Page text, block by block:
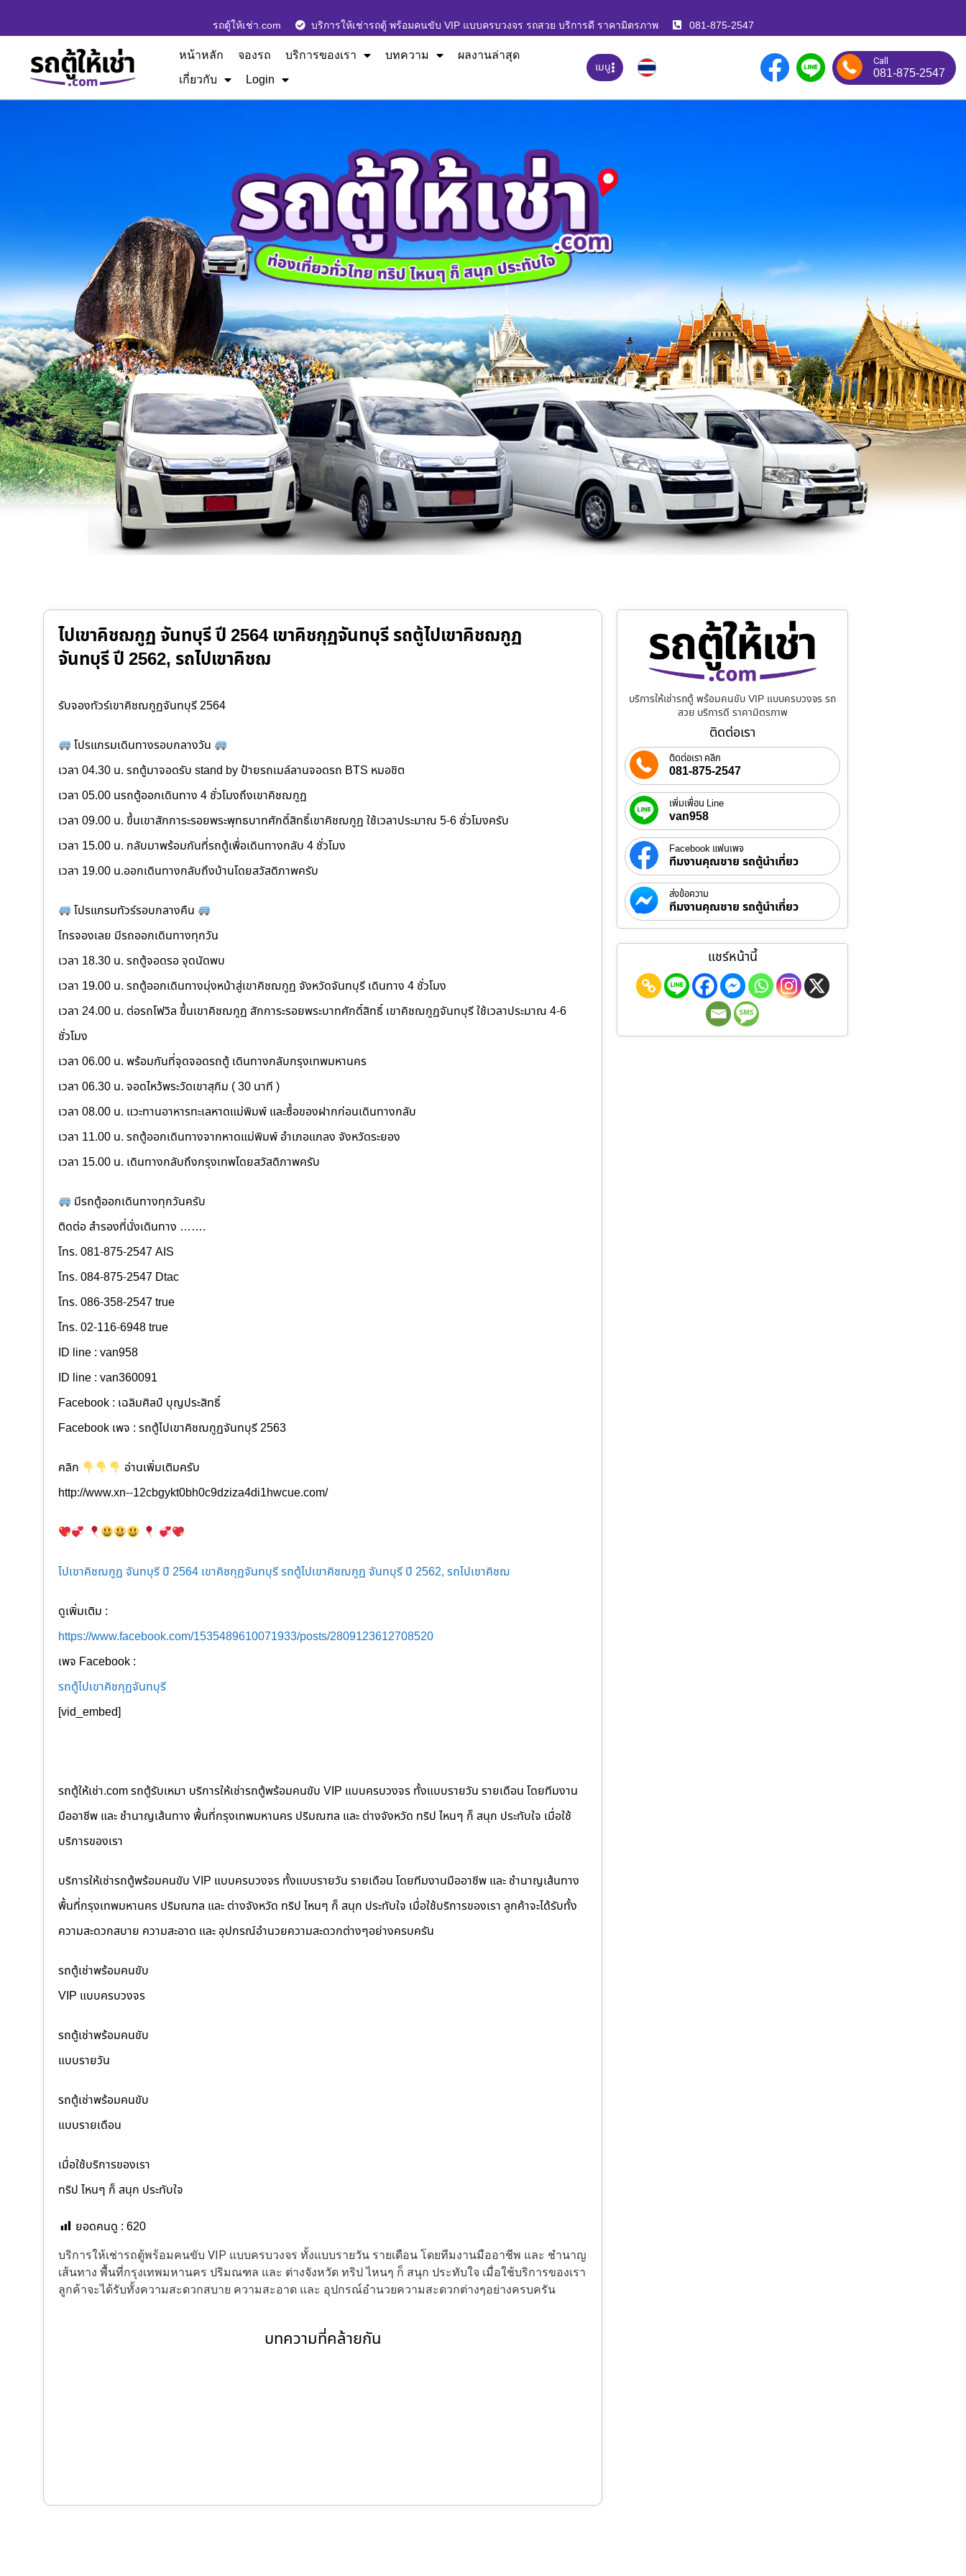
รถตู้ให้เช่า.com บริการให้เช่ารถตู้ พร้อมคนขับ VIP แบบครบวงจร รถสวย บริการดี ราคามิตรภาพ 081-875-2547
หน้าหลัก จองรถ บริการของเรา บทความ
ผลงานล่าสุด
เกี่ยวกับ
Login
เมนู Call
081-875-2547
ไปเขาคิชฌกูฏ จันทบุรี ปี 2564 เขาคิชกุฏจันทบุรี รถตู้ไปเขาคิชฌกูฏ
จันทบุรี ปี 2562, รถไปเขาคิชฌ
รับจองทัวร์เขาคิชฌกูฏจันทบุรี 2564
โปรแกรมเดินทางรอบกลางวัน
เวลา 04.30 น. รถตู้มาจอดรับ stand by ป้ายรถเมล์ลานจอดรถ BTS หมอชิต
เวลา 05.00 นรถตู้ออกเดินทาง 4 ชั่วโมงถึงเขาคิชฌกูฏ
เวลา 09.00 น. ขึ้นเขาสักการะรอยพระพุทธบาทศักดิ์สิทธิ์เขาคิชฌกูฏ ใช้เวลาประมาณ 5-6 ชั่วโมงครับ
เวลา 15.00 น. กลับมาพร้อมกันที่รถตู้เพื่อเดินทางกลับ 4 ชั่วโมง
เวลา 19.00 น.ออกเดินทางกลับถึงบ้านโดยสวัสดิภาพครับ
โปรแกรมทัวร์รอบกลางคืน
โทรจองเลย มีรถออกเดินทางทุกวัน
เวลา 18.30 น. รถตู้จอดรอ จุดนัดพบ
เวลา 19.00 น. รถตู้ออกเดินทางมุ่งหน้าสู่เขาคิชฌกูฏ จังหวัดจันทบุรี เดินทาง 4 ชั่วโมง
เวลา 24.00 น. ต่อรถโฟวิล ขึ้นเขาคิชฌกูฏ สักการะรอยพระบาทศักดิ์สิทธิ์ เขาคิชฌกูฏจันทบุรี ใช้เวลาประมาณ 4-6
ชั่วโมง
เวลา 06.00 น. พร้อมกันที่จุดจอดรถตู้ เดินทางกลับกรุงเทพมหานคร
เวลา 06.30 น. จอดไหว้พระวัดเขาสุกิม ( 30 นาที )
เวลา 08.00 น. แวะทานอาหารทะเลหาดแม่พิมพ์ และซื้อของฝากก่อนเดินทางกลับ
เวลา 11.00 น. รถตู้ออกเดินทางจากหาดแม่พิมพ์ อำเภอแกลง จังหวัดระยอง
เวลา 15.00 น. เดินทางกลับถึงกรุงเทพโดยสวัสดิภาพครับ
มีรถตู้ออกเดินทางทุกวันครับ
ติดต่อ สำรองที่นั่งเดินทาง …….
โทร. 081-875-2547 AIS
โทร. 084-875-2547 Dtac
โทร. 086-358-2547 true
โทร. 02-116-6948 true
ID line : van958
ID line : van360091
Facebook : เฉลิมศิลป์ บุญประสิทธิ์
Facebook เพจ : รถตู้ไปเขาคิชฌกูฏจันทบุรี 2563
คลิก
อ่านเพิ่มเติมครับ
http://www.xn--12cbgykt0bh0c9dziza4di1hwcue.com/
ไปเขาคิชฌกูฏ จันทบุรี ปี 2564 เขาคิชกุฏจันทบุรี รถตู้ไปเขาคิชฌกูฏ จันทบุรี ปี 2562, รถไปเขาคิชฌ
ดูเพิ่มเติม :
https://www.facebook.com/1535489610071933/posts/2809123612708520
เพจ Facebook :
รถตู้ไปเขาคิชกุฏจันทบุรี
[vid_embed]
รถตู้ให้เช่า.com รถตู้รับเหมา บริการให้เช่ารถตู้พร้อมคนขับ VIP แบบครบวงจร ทั้งแบบรายวัน รายเดือน โดยทีมงาน
มืออาชีพ และ ชำนาญเส้นทาง พื้นที่กรุงเทพมหานคร ปริมณฑล และ ต่างจังหวัด ทริป ไหนๆ ก็ สนุก ประทับใจ เมื่อใช้
บริการของเรา
บริการให้เช่ารถตู้พร้อมคนขับ VIP แบบครบวงจร ทั้งแบบรายวัน รายเดือน โดยทีมงานมืออาชีพ และ ชำนาญเส้นทาง
พื้นที่กรุงเทพมหานคร ปริมณฑล และ ต่างจังหวัด ทริป ไหนๆ ก็ สนุก ประทับใจ เมื่อใช้บริการของเรา ลูกค้าจะได้รับทั้ง
ความสะดวกสบาย ความสะอาด และ อุปกรณ์อำนวยความสะดวกต่างๆอย่างครบครัน
รถตู้เช่าพร้อมคนขับ
VIP แบบครบวงจร
รถตู้เช่าพร้อมคนขับ
แบบรายวัน
รถตู้เช่าพร้อมคนขับ
แบบรายเดือน
เมื่อใช้บริการของเรา
ทริป ไหนๆ ก็ สนุก ประทับใจ
ยอดคนดู : 620
บริการให้เช่ารถตู้พร้อมคนขับ VIP แบบครบวงจร ทั้งแบบรายวัน รายเดือน โดยทีมงานมืออาชีพ และ ชำนาญ
เส้นทาง พื้นที่กรุงเทพมหานคร ปริมณฑล และ ต่างจังหวัด ทริป ไหนๆ ก็ สนุก ประทับใจ เมื่อใช้บริการของเรา
ลูกค้าจะได้รับทั้งความสะดวกสบาย ความสะอาด และ อุปกรณ์อำนวยความสะดวกต่างๆอย่างครบครัน
บทความที่คล้ายกัน
บริการให้เช่ารถตู้ พร้อมคนขับ VIP แบบครบวงจร รถ
สวย บริการดี ราคามิตรภาพ
ติดต่อเรา
ติดต่อเรา คลิก
081-875-2547
เพิ่มเพื่อน Line
van958
Facebook แฟนเพจ
ทีมงานคุณชาย รถตู้นำเที่ยว
ส่งข้อความ
ทีมงานคุณชาย รถตู้นำเที่ยว
แชร์หน้านี้